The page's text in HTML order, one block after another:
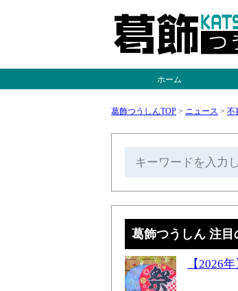
ホーム
葛飾つうしんTOP > ニュース > 不
葛飾つうしん 注目
【2026